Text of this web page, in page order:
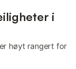
i
høyt rangert for